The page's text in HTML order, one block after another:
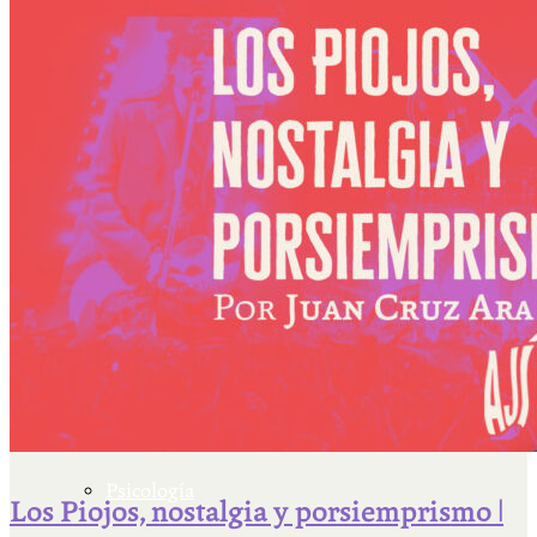
Escriben & participan
Actualidad y sociedad
Educación
Literatura
Los Piojos, nostalgia y porsiemprismo |